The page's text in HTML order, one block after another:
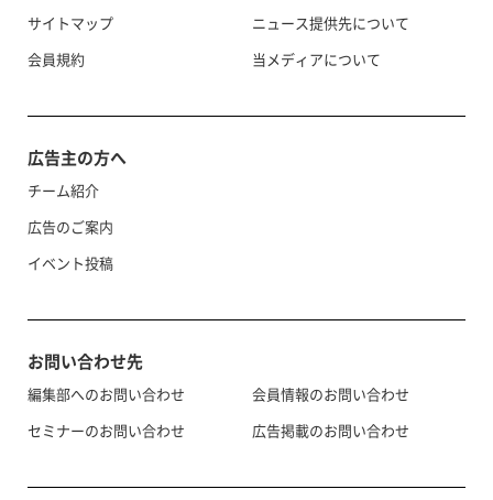
サイトマップ
会員規約
ニュース提供先について
当メディアについて
広告主の方へ
チーム紹介
広告のご案内
イベント投稿
お問い合わせ先
編集部へのお問い合わせ
セミナーのお問い合わせ
会員情報のお問い合わせ
広告掲載のお問い合わせ